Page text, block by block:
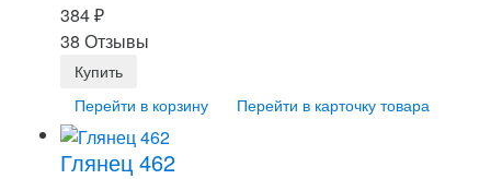
384₽
38 Отзывы
Перейти в корзину Перейти в карточку товара
Глянец 462